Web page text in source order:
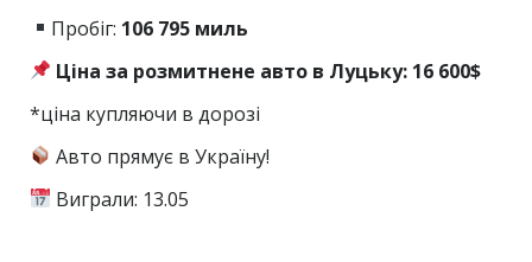
Пробіг: 106 795 миль
Ціна за розмитнене авто в Луцьку: 16 600$
*ціна купляючи в дорозі
Авто прямує в Україну!
Виграли: 13.05